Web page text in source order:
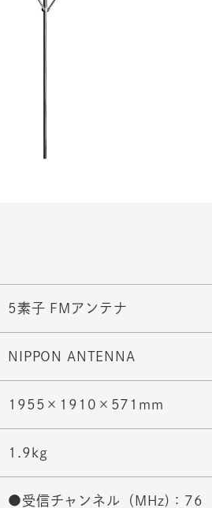
5素子 FMアンテナ
NIPPON ANTENNA
1955×1910×571mm
1.9kg
●受信チャンネル（MHz)：76